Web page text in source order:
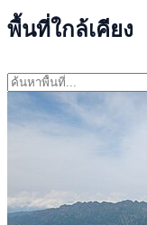
พื้นที่ใกล้เคียง